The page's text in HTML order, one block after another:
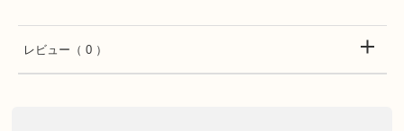
レビュー （ 0 ）